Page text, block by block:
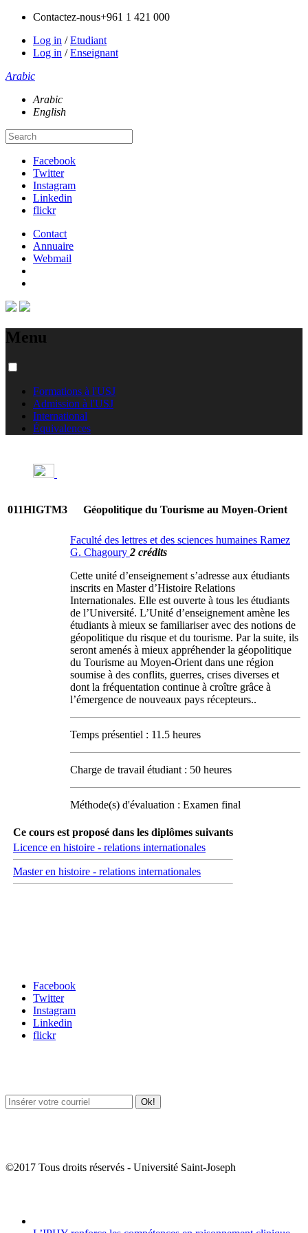
Contactez-nous+961 1 421 000
Log in /Etudiant
Log in /Enseignant
Arabic
Arabic
English
Facebook
Twitter
Instagram
Linkedin
flickr
Contact
Annuaire
Webmail
Menu
Formations à l'USJ
Admission à l'USJ
International
Équivalences
011HIGTM3 Géopolitique du Tourisme au Moyen-Orient
Faculté des lettres et des sciences humaines Ramez
G. Chagoury 2 crédits
Cette unité d’enseignement s’adresse aux étudiants
inscrits en Master d’Histoire Relations
Internationales. Elle est ouverte à tous les étudiants
de l’Université. L’Unité d’enseignement amène les
étudiants à mieux se familiariser avec des notions de
géopolitique du risque et du tourisme. Par la suite, ils
seront amenés à mieux appréhender la géopolitique
du Tourisme au Moyen-Orient dans une région
soumise à des conflits, guerres, crises diverses et
dont la fréquentation continue à croître grâce à
l’émergence de nouveaux pays récepteurs..
Temps présentiel : 11.5 heures
Charge de travail étudiant : 50 heures
Méthode(s) d'évaluation : Examen final
Ce cours est proposé dans les diplômes suivants
Licence en histoire - relations internationales
Master en histoire - relations internationales
Facebook
Twitter
Instagram
Linkedin
flickr
©2017 Tous droits réservés - Université Saint-Joseph